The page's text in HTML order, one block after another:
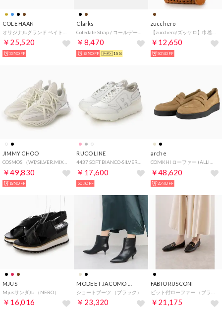
COLE HAAN
￥25,520
33%OFF
Clarks
￥8,470
63%OFF 15%
zucchero
【zucchero/ズッケロ】巾着付き 石畳編み 本革ハンドバッグ （ブラウン）
￥12,650
50%OFF
JIMMY CHOO
￥49,830
63%OFF
RUCO LINE
￥17,600
50%OFF
arche
￥48,620
35%OFF
MJUS
Mjusサンダル （NERO）
￥16,016
ショートブーツ （ブラック）
￥23,320
FABIO RUSCONI
￥21,175